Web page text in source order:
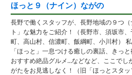
ほっと９（ナイン）ながの
長野で働くスタッフが、長野地域の９つ
ト」な魅力をご紹介！（長野市、須坂市
町、高山村、信濃町、飯綱町、小川村）
「ほっと」一息つける癒しの裏話、きっ
おすすめ絶品グルメ…などなど、ここでし
がたをお見逃しなく！（旧「ほっとスタッ